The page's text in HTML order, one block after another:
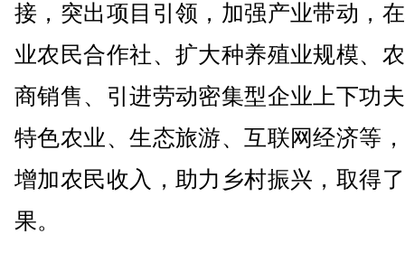
接，突出项目引领，加强产业带动，
业农民合作社、扩大种养殖业规模、
商销售、引进劳动密集型企业上下功
特色农业、生态旅游、互联网经济等
增加农民收入，助力乡村振兴，取得
果。